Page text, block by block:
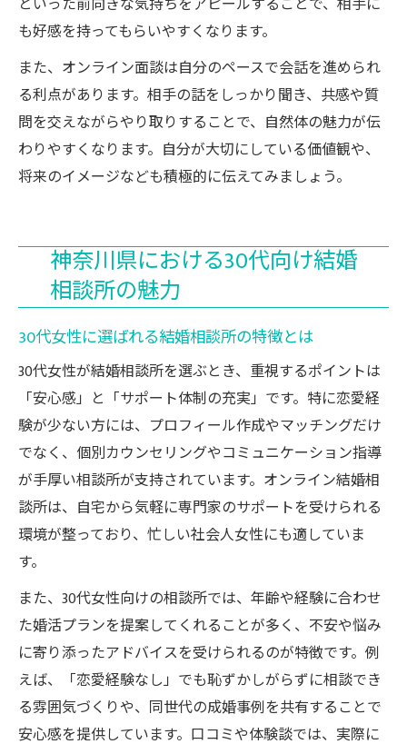
も好感を持ってもらいやすくなります。
また、オンライン面談は自分のペースで会話を進められ
る利点があります。相手の話をしっかり聞き、共感や質
問を交えながらやり取りすることで、自然体の魅力が伝
わりやすくなります。自分が大切にしている価値観や、
将来のイメージなども積極的に伝えてみましょう。
神奈川県における30代向け結婚
相談所の魅力
30代女性に選ばれる結婚相談所の特徴とは
30代女性が結婚相談所を選ぶとき、重視するポイントは
「安心感」と「サポート体制の充実」です。特に恋愛経
験が少ない方には、プロフィール作成やマッチングだけ
でなく、個別カウンセリングやコミュニケーション指導
が手厚い相談所が支持されています。オンライン結婚相
談所は、自宅から気軽に専門家のサポートを受けられる
環境が整っており、忙しい社会人女性にも適していま
す。
また、30代女性向けの相談所では、年齢や経験に合わせ
た婚活プランを提案してくれることが多く、不安や悩み
に寄り添ったアドバイスを受けられるのが特徴です。例
えば、「恋愛経験なし」でも恥ずかしがらずに相談でき
る雰囲気づくりや、同世代の成婚事例を共有することで
安心感を提供しています。口コミや体験談では、実際に